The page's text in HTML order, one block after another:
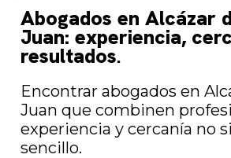
Abogados en Alcázar
Juan: experiencia,
resultados.
Encontrar abogados en
Juan que combinen
experiencia y cercanía no
sencillo.